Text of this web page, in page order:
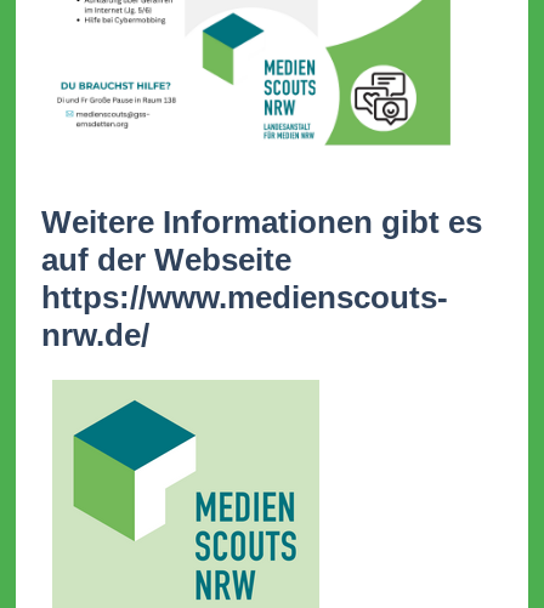
Weitere Informationen gibt es
auf der Webseite
https://www.medienscouts-
nrw.de/